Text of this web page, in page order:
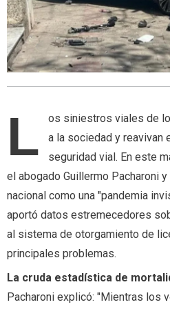
L
os siniestros viales de
a la sociedad y reavivan
seguridad vial. En este
el abogado Guillermo Pacharoni
nacional como una "pandemia
aportó datos estremecedores
al sistema de otorgamiento de
principales problemas.
La cruda estadística de
Pacharoni explicó: "Mientras los